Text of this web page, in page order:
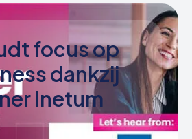
Platform
(WPS)